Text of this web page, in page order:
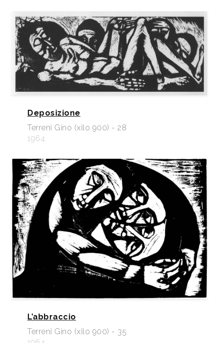
Deposizione
Terreni Gino (xilo 900) - 28
1964
L’abbraccio
Terreni Gino (xilo 900) - 35